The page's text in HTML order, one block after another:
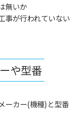
無いか
事が行われていない
や型番
ーカー(機種)と型番